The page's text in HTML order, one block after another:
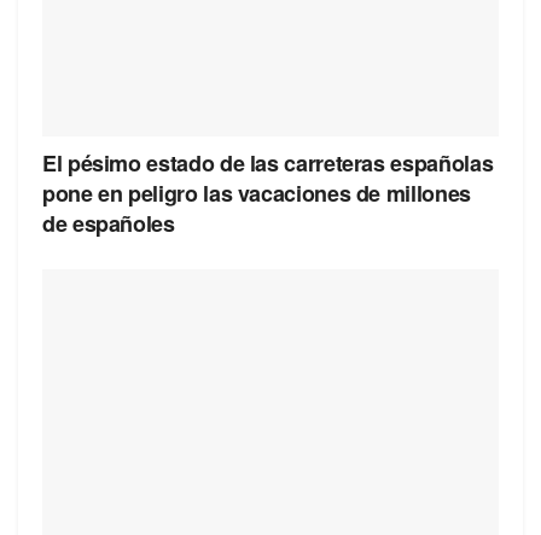
El pésimo estado de las carreteras españolas
pone en peligro las vacaciones de millones
de españoles